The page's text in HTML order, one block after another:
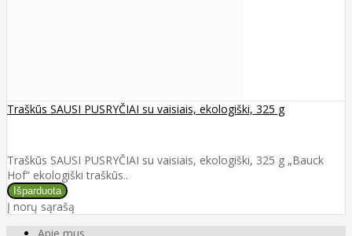
Traškūs SAUSI PUSRYČIAI su vaisiais, ekologiški, 325 g
Traškūs SAUSI PUSRYČIAI su vaisiais, ekologiški, 325 g „Bauck
Hof“ ekologiški traškūs..
Į norų sąrašą